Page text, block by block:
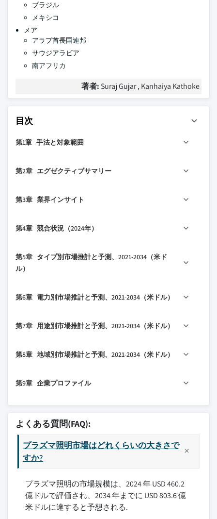
ブラジル
メキシコ
メア
アラブ首長国連邦
サウジアラビア
南アフリカ
著者: Suraj Gujar , Kanhaiya Kathoke
目次
第1章 手法と対象範囲
1.2 調査設計
1.2.2 データ収集方法
1.3.1 グローバル
1.4 基本推計と計算
1.5 一次調査と検証
1.6 予測モデル
第2章 エグゼクティブサマリー
2.2 主要市場トレンド
2.2.2 電力別トレンド
2.2.4 地域別トレンド
2.4.1 経営判断ポイント
2.5 将来展望と戦略的提言
第3章 業界インサイト
3.1.1 サプライヤーの状況
3.1.3 コスト構造
3.1.6 ディスラプション
3.2.1 成長ドライバー
3.2.1.2 優れたエネルギー効率と寿命
3.2.1.4 産業用・屋外用途の需要増加
3.2.2.1 LED技術との競争
3.2.2.2 ベンダーエコシステムの限界
3.2.3 市場機会
3.3 成長可能性分析
3.4.1 北米
3.4.2 欧州
第4章 競合状況（2024年）
4.2 企業の市場シェア分析
4.2.1.2 欧州
4.2.2 市場集中度分析
4.3.1 財務パフォーマンス比較
4.3.1.2 利益率
4.3.2 製品ポートフォリオ比較
4.3.2.1 製品ラインナップの幅
4.3.2.3 イノベーション
4.3.3.1 グローバルフットプリント分析
4.3.3.2 サービスネットワークカバレッジ
4.3.3.3 地域別市場浸透率
第5章 タイプ別市場推計と予測、2021-2034（米ド
ル）
5.2 無電極プラズマランプ（LEP）
5.4 高周波（RF）プラズマ照明
第6章 電力別市場推計と予測、2021-2034（米ドル）
6.2 300ワット未満
6.4 1000ワット超
第7章 用途別市場推計と予測、2021-2034（米ドル）
7.2 高速道路、街路灯、トンネル
7.4 スポーツ・エンターテイメント
7.6 その他
第8章 地域別市場推計と予測、2021-2034（米ドル）
8.2 北米
8.2.2 カナダ
8.3 欧州
8.3.1 英国
8.3.3 フランス
8.3.4 イタリア
8.3.5 スペイン
8.3.6 オランダ
第9章 企業プロファイル
9.1 アルファライト社
9.3 グリーン・ド・コーポレーション
9.4 ハイブ・ライティング
9.5 LGエレクトロニクス
9.6 ルマーティクスSA
9.7 ピンクRF
9.8 プラズマ・インターナショナルGmbH
9.9 プラズマブライト
よくある質問(FAQ):
プラズマ照明市場はどれくらいの大きさで
すか?
プラズマ照明の市場規模は、2024 年 USD 460.2
億ドルで評価され、2034 年までに USD 803.6 億
米ドルに達すると予想される.